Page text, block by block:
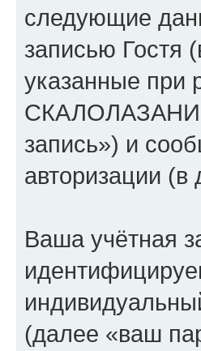
следующие
записью
указанные
запись») и
авторизации
Ваша учётная
(далее «ваш